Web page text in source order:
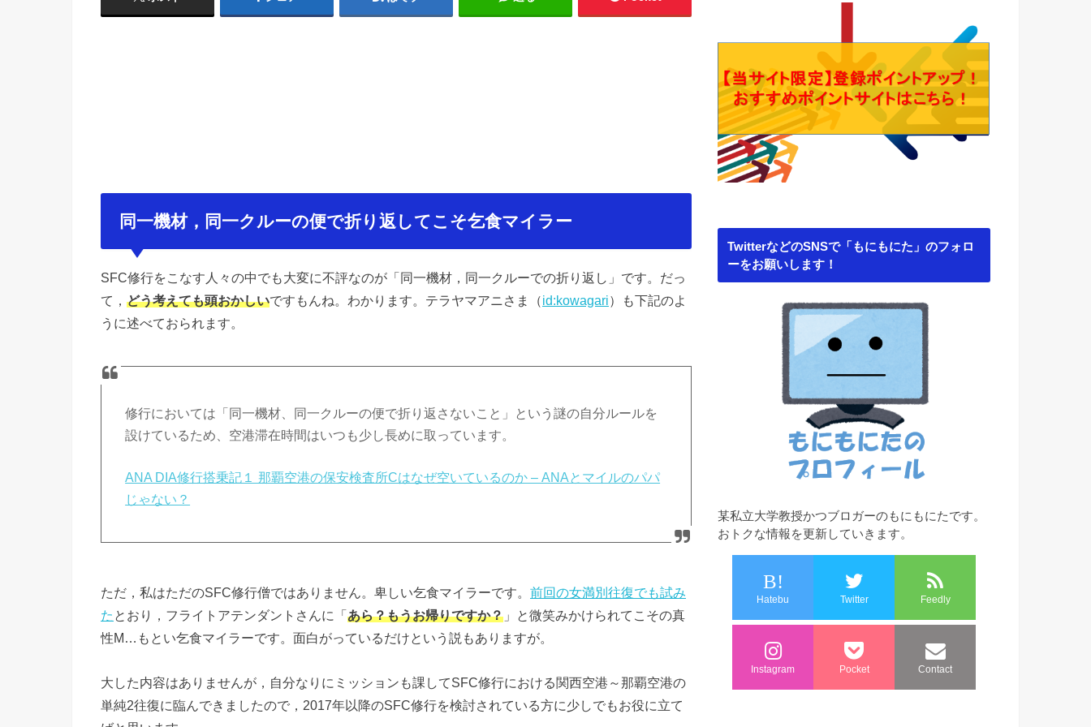
同一機材，同一クルーの便で折り返してこそ乞食マイラー
SFC修行をこなす人々の中でも大変に不評なのが「同一機材，同一クルーでの折り返し」です。だっ
て， どう考えても頭おかしいですもんね。わかります。テラヤマアニさま（id:kowagari）も下記のよ
うに述べておられます。
修行においては「同一機材、同一クルーの便で折り返さないこと」という謎の自分ルールを
設けているため、空港滞在時間はいつも少し長めに取っています。
ANA DIA修行搭乗記１ 那覇空港の保安検査所Cはなぜ空いているのか – ANAとマイルのパパ
じゃない？
ただ，私はただのSFC修行僧ではありません。卑しい乞食マイラーです。 前回の女満別往復でも試み
た とおり，フライトアテンダントさんに「あら？もうお帰りですか？ 」と微笑みかけられてこその真
性M…もとい乞食マイラーです。面白がっているだけという説もありますが。
大した内容はありませんが，自分なりにミッションも課してSFC修行における関西空港～那覇空港の
単純2往復に臨んできましたので，2017年以降のSFC修行を検討されている方に少しでもお役に立て
TwitterなどのSNSで「もにもにた」のフォロ
ーをお願いします！
某私立大学教授かつブロガーのもにもにたです。
おトクな情報を更新していきます。
B!
Hatebu Twitter Feedly
Instagram Pocket Contact